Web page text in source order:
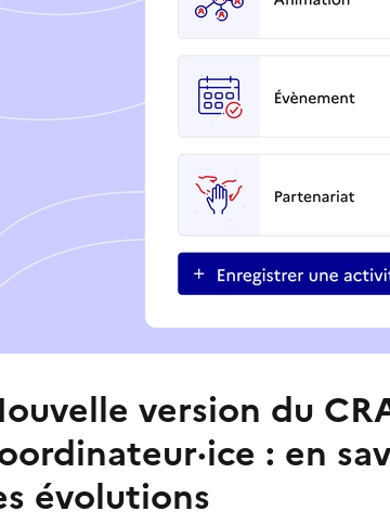
version du
: en
évolutions